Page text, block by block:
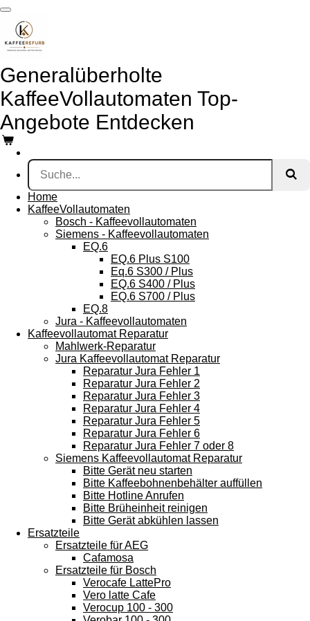
Zum
Hauptinhalt
springen
Generalüberholte
KaffeeVollautomaten Top-
Angebote Entdecken
Home
KaffeeVollautomaten
Bosch - Kaffeevollautomaten
Siemens - Kaffeevollautomaten
EQ.6
EQ.6 Plus S100
Eq.6 S300 / Plus
EQ.6 S400 / Plus
EQ.6 S700 / Plus
EQ.8
Jura - Kaffeevollautomaten
Kaffeevollautomat Reparatur
Mahlwerk-Reparatur
Jura Kaffeevollautomat Reparatur
Reparatur Jura Fehler 1
Reparatur Jura Fehler 2
Reparatur Jura Fehler 3
Reparatur Jura Fehler 4
Reparatur Jura Fehler 5
Reparatur Jura Fehler 6
Reparatur Jura Fehler 7 oder 8
Siemens Kaffeevollautomat Reparatur
Bitte Gerät neu starten
Bitte Kaffeebohnenbehälter auffüllen
Bitte Hotline Anrufen
Bitte Brüheinheit reinigen
Bitte Gerät abkühlen lassen
Ersatzteile
Ersatzteile für AEG
Cafamosa
Ersatzteile für Bosch
Verocafe LattePro
Vero latte Cafe
Verocup 100 - 300